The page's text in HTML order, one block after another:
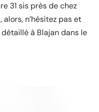
31 sis près de chez
n’hésitez pas et
à Blajan dans le